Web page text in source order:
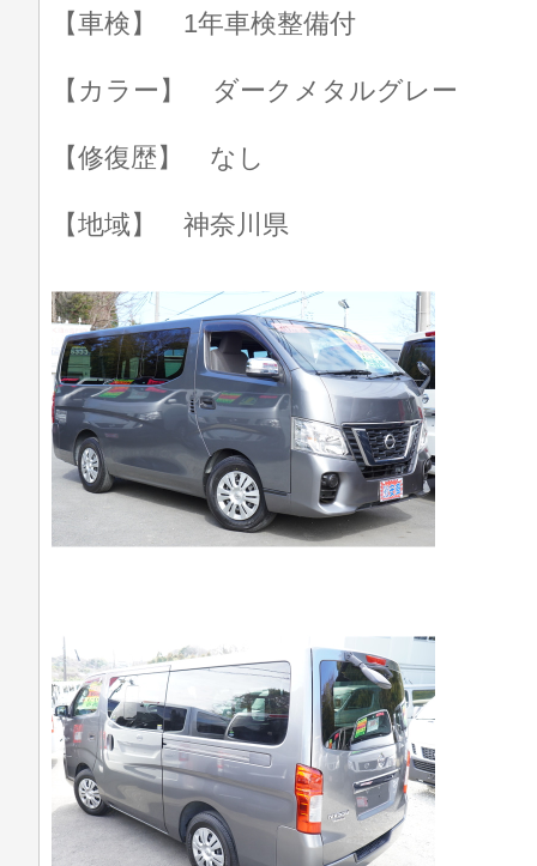
【車検】 1年車検整備付
【カラー】 ダークメタルグレー
【修復歴】 なし
【地域】 神奈川県